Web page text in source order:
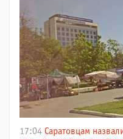
17:04 Саратовцам